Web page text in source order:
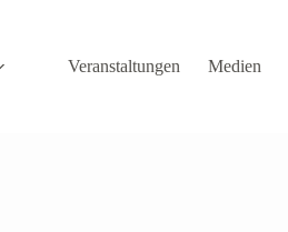
Veranstaltungen Medien